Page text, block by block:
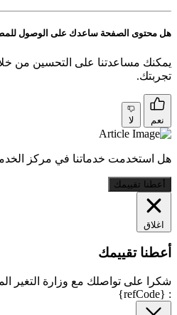
هل محتوى الصفحة ساعدك على الوصول
يمكنك مساعدتنا على التحسين من
تجربتك.
نعم لا
هل استخدمت خدماتنا في مركز
أعطنا تقييمك
اغلاق
أعطنا تقييمك
شكرا على تواصلك مع وزارة التغير
: {refCode}